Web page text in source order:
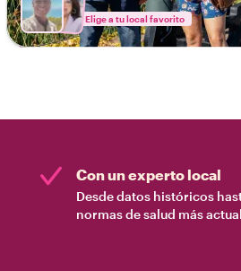
Elige a tu local favorito
Con un experto local
Desde datos históricos
normas de salud más